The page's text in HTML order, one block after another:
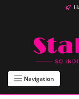
Zum Hauptinhalt springen
Navigation